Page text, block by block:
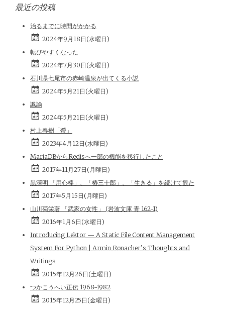
最近の投稿
治るまでに時間がかかる
2024年9月18日(水曜日)
転びやすくなった
2024年7月30日(火曜日)
石川県七尾市の赤崎温泉が出てくる小説
2024年5月21日(火曜日)
諷諭
2024年5月21日(火曜日)
村上春樹「螢」
2023年4月12日(水曜日)
MariaDBからRedisへ一部の機能を移行したこと
2017年11月27日(月曜日)
黒澤明 「用心棒」、「椿三十郎」、「生きる」を続けて観た
2017年5月15日(月曜日)
山川菊栄著 「武家の女性」 (岩波文庫 青 162-1)
2016年1月6日(水曜日)
Introducing Lektor — A Static File Content Management
System For Python | Armin Ronacher’s Thoughts and
Writings
2015年12月26日(土曜日)
つかこうへい正伝 1968-1982
2015年12月25日(金曜日)